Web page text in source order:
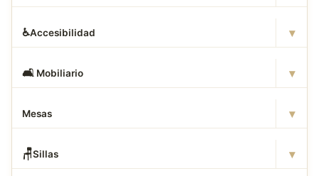
♿Accesibilidad ▾
🛋 ️ Mobiliario ▾
Mesas ▾
🪑Sillas ▾